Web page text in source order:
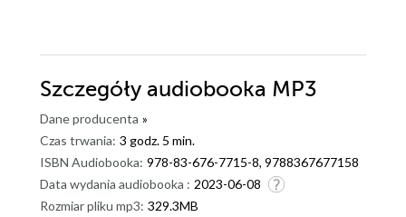
Szczegóły audiobooka MP3
Dane producenta »
Czas trwania: 3 godz. 5 min.
ISBN Audiobooka: 978-83-676-7715-8, 9788367677158
Data wydania audiobooka : 2023-06-08
Rozmiar pliku mp3: 329.3MB